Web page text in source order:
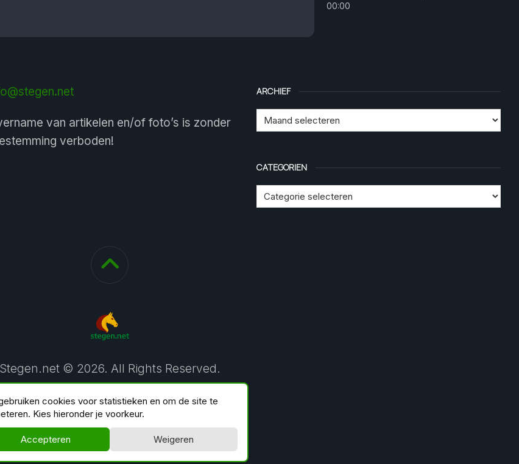
00:00
van artikelen en/of foto’s is zonder
verboden!
ARCHIEF
CATEGORIEN
Stegen.net © 2026. All Rights Reserved.
cookies voor statistieken en om de site te
Kies hieronder je voorkeur.
Accepteren Weigeren